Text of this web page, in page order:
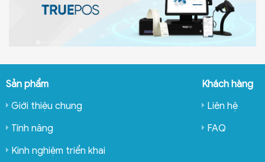
Sản phẩm
Giới thiệu chung
Tính năng
Kinh nghiệm triển khai
Khách hàng
Liên hệ
FAQ